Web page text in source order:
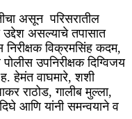
असून परिसरातील
उद्देश असल्याचे तपासात
निरीक्षक विक्रमसिंह कदम,
उपनिरीक्षक दिग्विजय
हेमंत वाघमारे, शशी
राठोड, गालीब मुल्ला,
आणि यांनी समन्वयाने व